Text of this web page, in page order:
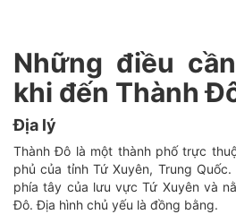
Những điều
khi đến Thành
Địa lý
Thành Đô là một thành phố trực
phủ của tỉnh Tứ Xuyên, Trung
phía tây của lưu vực Tứ Xuyên và
Đô. Địa hình chủ yếu là đồng bằng.